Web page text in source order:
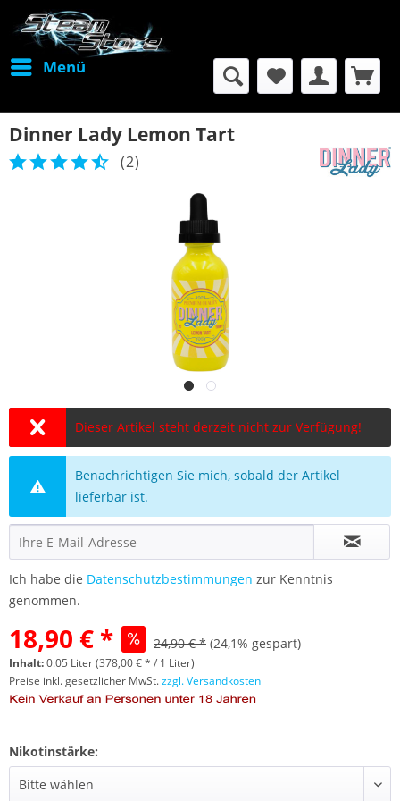
Menü
Dinner Lady Lemon Tart
(2)
Dieser Artikel steht derzeit nicht zur Verfügung!
Benachrichtigen Sie mich, sobald der Artikel
lieferbar ist.
Ich habe die Datenschutzbestimmungen zur Kenntnis
genommen.
18,90 € * 24,90 € * (24,1% gespart)
Inhalt:0.05 Liter (378,00 € * / 1 Liter)
Preise inkl. gesetzlicher MwSt.zzgl. Versandkosten
Nikotinstärke: